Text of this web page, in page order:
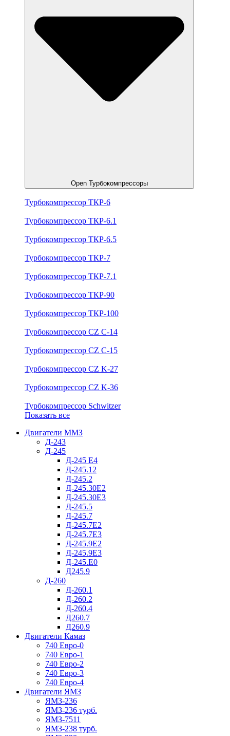
Open Турбокомпрессоры
Турбокомпрессор ТКР-6
Турбокомпрессор ТКР-6.1
Турбокомпрессор ТКР-6.5
Турбокомпрессор ТКР-7
Турбокомпрессор ТКР-7.1
Турбокомпрессор ТКР-90
Турбокомпрессор ТКР-100
Турбокомпрессор CZ C-14
Турбокомпрессор CZ C-15
Турбокомпрессор CZ K-27
Турбокомпрессор CZ K-36
Турбокомпрессор Schwitzer
Показать все
Двигатели ММЗ
Д-243
Д-245
Д-245 Е4
Д-245.12
Д-245.2
Д-245.30Е2
Д-245.30Е3
Д-245.5
Д-245.7
Д-245.7Е2
Д-245.7Е3
Д-245.9Е2
Д-245.9Е3
Д-245.Е0
Д245.9
Д-260
Д-260.1
Д-260.2
Д-260.4
Д260.7
Д260.9
Двигатели Камаз
740 Евро-0
740 Евро-1
740 Евро-2
740 Евро-3
740 Евро-4
Двигатели ЯМЗ
ЯМЗ-236
ЯМЗ-236 турб.
ЯМЗ-7511
ЯМЗ-238 турб.